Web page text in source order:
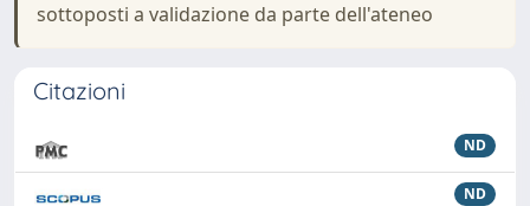
sottoposti a validazione da parte dell'ateneo
Citazioni
ND
ND